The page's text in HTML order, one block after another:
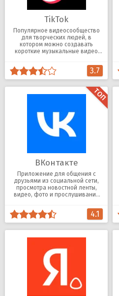
TikTok
Популярное видеосообщество
для творческих людей, в
котором можно создавать
короткие музыкальные видео
3.7
ВКонтакте
Приложение для общения с
друзьями из социальной сети,
просмотра новостной ленты,
видео, фото и прослушивания
4.1